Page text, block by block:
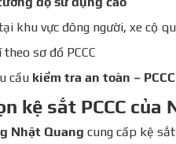
khu vực đông người, xe cộ
sơ đồ PCCC
cầu kiểm tra an toàn –
kệ sắt PCCC của
Nhật Quang cung cấp kệ